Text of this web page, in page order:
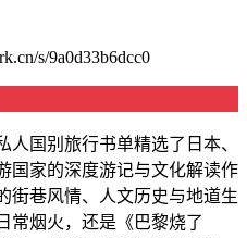
s/9a0d33b6dcc0
国别旅行书单精选了日本、
国家的深度游记与文化解读作
街巷风情、人文历史与地道生
常烟火，还是《巴黎烧了